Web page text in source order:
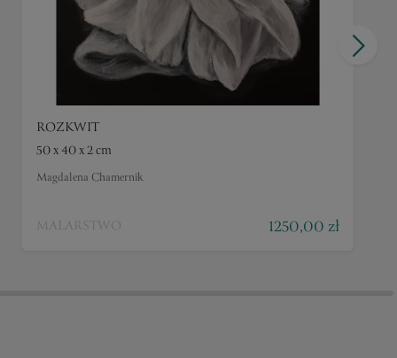
ROZKWIT
50 x 40 x 2 cm
Magdalena Chamernik
MALARSTWO 1250,00 zł